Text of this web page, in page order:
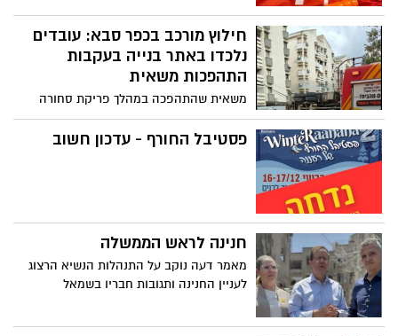
חילוץ מורכב בכפר סבא: עובדים
נלכדו באתר בנייה בעקבות
התהפכות משאית
משאית שהתהפכה במהלך פריקת סחורה
יצרה חשש לקריסת פיגומים; לוחמי האש
פועלים במקום לחילוץ בטוח של העובדים
פסטיבל החורף - עדכון חשוב
חנינה לראש הממשלה
מאמר דעה נוקב על התנהלות הנשיא הרצוג
לעניין החנינה ותגובות חבריו בשמאל